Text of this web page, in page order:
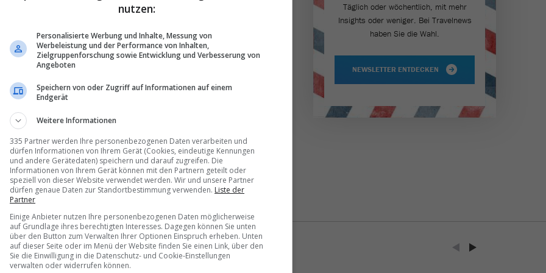
Täglich oder wöchentlich, mit mehr
Insights oder weniger. Bei Travel­news
haben Sie die Wahl.
NEWSLETTER ENTDECKEN
nutzen:
Personalisierte Werbung und Inhalte, Messung von
Werbeleistung und der Performance von Inhalten,
Zielgruppenforschung sowie Entwicklung und Verbesserung von
Angeboten
Speichern von oder Zugriff auf Informationen auf einem
Endgerät
Weitere Informationen
335 Partner werden Ihre personenbezogenen Daten verarbeiten und
dürfen Informationen von Ihrem Gerät (Cookies, eindeutige Kennungen
und andere Gerätedaten) speichern und darauf zugreifen. Die
Informationen von Ihrem Gerät können mit den Partnern geteilt oder
speziell von dieser Website verwendet werden. Wir und unsere Partner
dürfen genaue Daten zur Standortbestimmung verwenden. Liste der
Partner
Einige Anbieter nutzen Ihre personenbezogenen Daten möglicherweise
auf Grundlage ihres berechtigten Interesses. Dagegen können Sie unten
über den Button zum Verwalten Ihrer Optionen Einspruch erheben. Unten
auf dieser Seite oder im Menü der Website finden Sie einen Link, über den
Sie die Einwilligung in die Datenschutz- und Cookie-Einstellungen
verwalten oder widerrufen können.